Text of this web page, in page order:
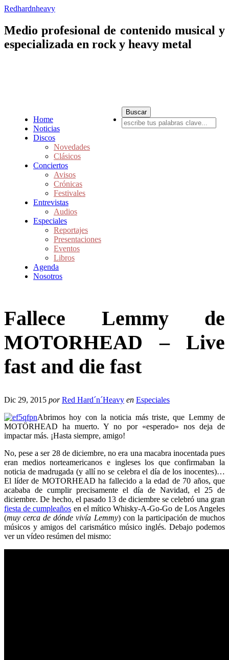
Redhardnheavy
Medio profesional de contenido musical y
especializada en rock y heavy metal
Home
Noticias
Discos
Novedades
Clásicos
Conciertos
Avisos
Crónicas
Festivales
Entrevistas
Audios
Especiales
Reportajes
Presentaciones
Eventos
Libros
Agenda
Nosotros
Fallece Lemmy de
MOTORHEAD – Live
fast and die fast
Dic 29, 2015 por Red Hard´n´Heavy en Especiales
Abrimos hoy con la noticia más triste, que Lemmy de
MOTÖRHEAD ha muerto. Y no por «esperado» nos deja de
impactar más. ¡Hasta siempre, amigo!
No, pese a ser 28 de diciembre, no era una macabra inocentada pues
eran medios norteamericanos e ingleses los que confirmaban la
noticia de madrugada (y allí no se celebra el día de los inocentes)…
El líder de MOTORHEAD ha fallecido a la edad de 70 años, que
acababa de cumplir precisamente el día de Navidad, el 25 de
diciembre. De hecho, el pasado 13 de diciembre se celebró una gran
fiesta de cumpleaños en el mítico Whisky-A-Go-Go de Los Angeles
(muy cerca de dónde vivía Lemmy) con la participación de muchos
músicos y amigos del carismático músico inglés. Debajo podemos
ver un vídeo resúmen del mismo: